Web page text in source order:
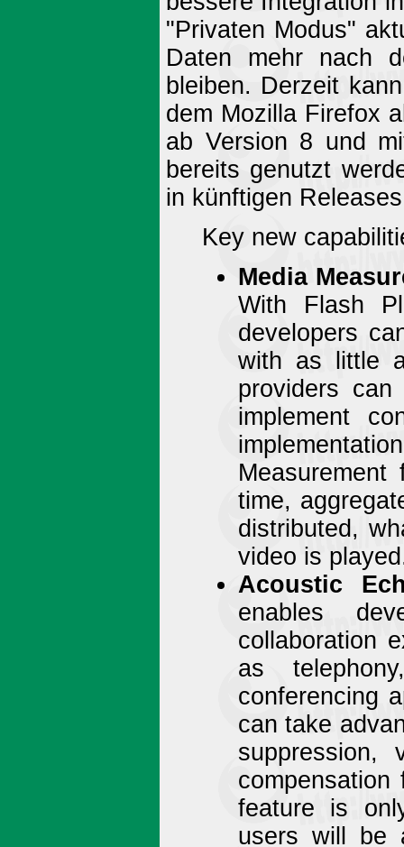
"Privaten Modus"
Daten mehr nach
bleiben. Derzeit
dem Mozilla Firefox
ab Version 8 und
bereits genutzt
in künftigen
Key new
Media
With Flash
developers
with as little
providers
implement
time,
distributed,
video is
Acoustic
enables
collaboration
as
conferencing
can take
suppression,
feature is
users will be